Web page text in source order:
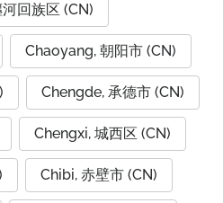
回族区 (CN)
Chaoyang, 朝阳市 (CN)
Chengde, 承德市 (CN)
Chengxi, 城西区 (CN)
Chibi, 赤壁市 (CN)